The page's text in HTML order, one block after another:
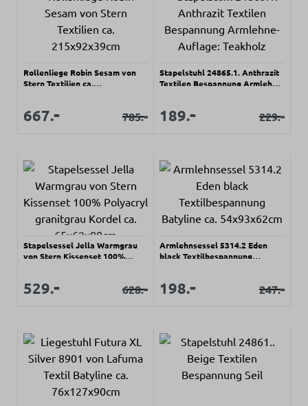
Rollenliege Robin Sesam von
Stern Textilien ca.
Verkaufspreis:
667.- Regulärer Preis:
785.-
Stapelstuhl 24865.1. Anthrazit
Textilen Bespannung Armlehne-
Verkaufspreis:
189.- Regulärer
229.-
Stapelsessel Jella Warmgrau
von Stern Kissenset 100%
Verkaufspreis:
529.- Regulärer Preis:
628.-
Armlehnsessel 5314.2 Eden
black Textilbespannung
Verkaufspreis:
198.- Regulärer
247.-